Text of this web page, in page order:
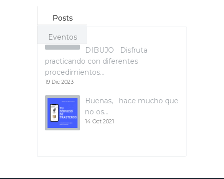
Posts
Eventos
DIBUJO Disfruta
practicando con diferentes
procedimientos…
19 Dic 2023
Buenas, hace mucho que
no os…
14 Oct 2021